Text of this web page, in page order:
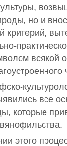
но и
критерий,
всякой
все
которые
этого